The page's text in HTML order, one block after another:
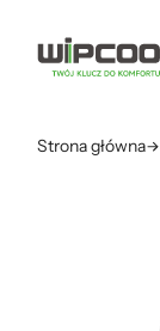
Strona główna